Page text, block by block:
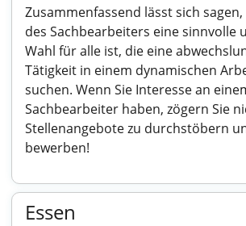
Zusammenfassend lässt sich
des Sachbearbeiters eine sinnvolle
Wahl für alle ist, die eine
Tätigkeit in einem dynamischen
suchen. Wenn Sie Interesse an
Sachbearbeiter haben, zögern Sie
Stellenangebote zu durchstöbern
bewerben!
Essen